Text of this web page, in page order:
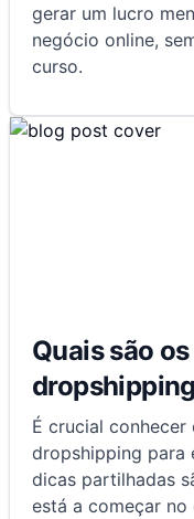
gerar um lucro
negócio online,
curso.
Quais são
É crucial conhecer
dropshipping para
dicas partilhadas
está a começar